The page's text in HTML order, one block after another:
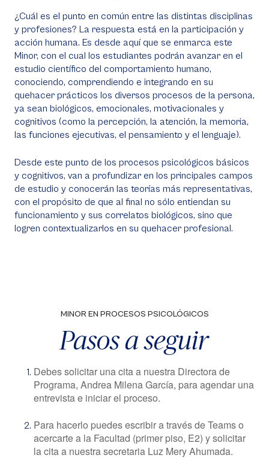
¿Cuál es el punto en común entre las distintas disciplinas
y profesiones? La respuesta está en la participación y
acción humana. Es desde aquí que se enmarca este
Minor, con el cual los estudiantes podrán avanzar en el
estudio científico del comportamiento humano,
conociendo, comprendiendo e integrando en su
quehacer prácticos los diversos procesos de la persona,
ya sean biológicos, emocionales, motivacionales y
cognitivos (como la percepción, la atención, la memoria,
las funciones ejecutivas, el pensamiento y el lenguaje).
Desde este punto de los procesos psicológicos básicos
y cognitivos, van a profundizar en los principales campos
de estudio y conocerán las teorías más representativas,
con el propósito de que al final no sólo entiendan su
funcionamiento y sus correlatos biológicos, sino que
logren contextualizarlos en su quehacer profesional.
MINOR EN PROCESOS PSICOLÓGICOS
Pasos a seguir
Debes solicitar una cita a nuestra Directora de
Programa, Andrea Milena García, para agendar una
entrevista e iniciar el proceso.
Para hacerlo puedes escribir a través de Teams o
acercarte a la Facultad (primer piso, E2) y solicitar
la cita a nuestra secretaria Luz Mery Ahumada.